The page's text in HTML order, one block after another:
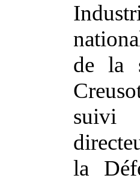
de la
suivi
la